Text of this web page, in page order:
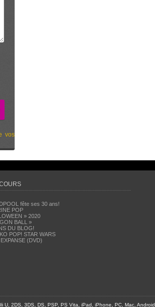
vos
fête ses 30 ans!
POP
» 2020
BALL »
DU BLOG!
POP! STAR WARS
(DVD)
2DS, 3DS, DS, PSP, PS Vita, iPad, iPhone, PC, Mac, Android,